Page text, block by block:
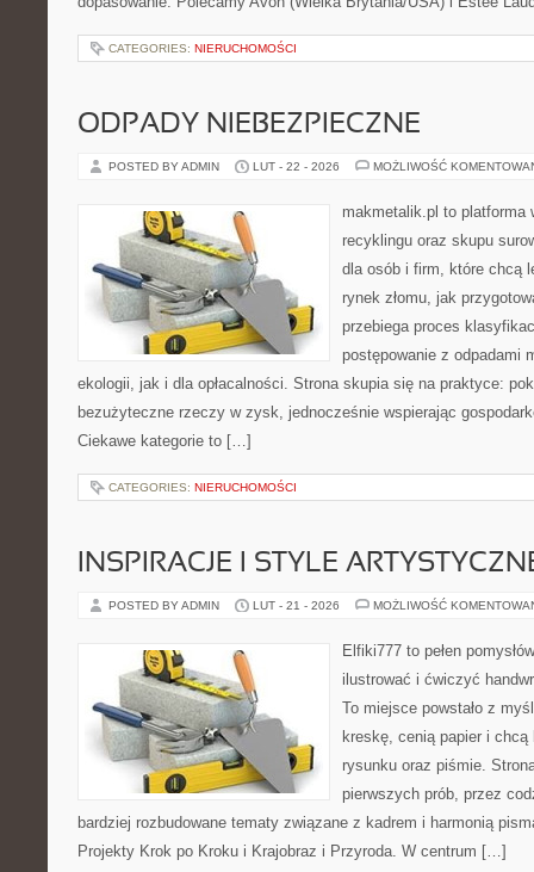
CATEGORIES: NIERUCHOMOŚCI
ODPADY NIEBEZPIECZNE
POSTED BY ADMIN LUT - 22 - 2026 MOŻLIWOŚĆ
makmetalik.pl to platforma
recyklingu oraz skupu
dla osób i firm, które chcą
rynek złomu, jak
przebiega proces
postępowanie z odpadami
ekologii, jak i dla opłacalności. Strona skupia się na praktyce:
bezużyteczne rzeczy w zysk, jednocześnie wspierając
Ciekawe kategorie to […]
CATEGORIES: NIERUCHOMOŚCI
INSPIRACJE I STYLE
POSTED BY ADMIN LUT - 21 - 2026 MOŻLIWOŚĆ
Elfiki777 to pełen
ilustrować i ćwiczyć
To miejsce powstało z
kreskę, cenią papier i chcą
rysunku oraz piśmie.
pierwszych prób, przez
bardziej rozbudowane tematy związane z kadrem i harmonią
Projekty Krok po Kroku i Krajobraz i Przyroda. W centrum […]